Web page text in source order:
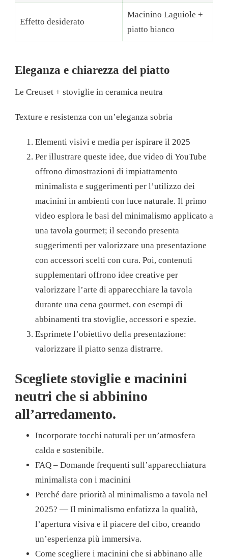
Effetto desiderato
Macinino Laguiole +
piatto bianco
Eleganza e chiarezza del piatto
Le Creuset + stoviglie in ceramica neutra
Texture e resistenza con un’eleganza sobria
Elementi visivi e media per ispirare il 2025
Per illustrare queste idee, due video di YouTube
offrono dimostrazioni di impiattamento
minimalista e suggerimenti per l’utilizzo dei
macinini in ambienti con luce naturale. Il primo
video esplora le basi del minimalismo applicato a
una tavola gourmet; il secondo presenta
suggerimenti per valorizzare una presentazione
con accessori scelti con cura. Poi, contenuti
supplementari offrono idee creative per
valorizzare l’arte di apparecchiare la tavola
durante una cena gourmet, con esempi di
abbinamenti tra stoviglie, accessori e spezie.
Esprimete l’obiettivo della presentazione:
valorizzare il piatto senza distrarre.
Scegliete stoviglie e macinini
neutri che si abbinino
all’arredamento.
Incorporate tocchi naturali per un’atmosfera
calda e sostenibile.
FAQ – Domande frequenti sull’apparecchiatura
minimalista con i macinini
Perché dare priorità al minimalismo a tavola nel
2025? — Il minimalismo enfatizza la qualità,
l’apertura visiva e il piacere del cibo, creando
un’esperienza più immersiva.
Come scegliere i macinini che si abbinano alle